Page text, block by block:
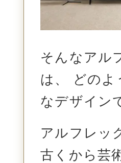
そんなアル
は、
どのよ
なデザイン
アルフレッ
古くから芸